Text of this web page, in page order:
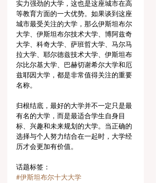
实力强劲的大学，这也是这座城市在高
等教育方面的一大优势。如果谈到这座
城市最受关注的大学，那么伊斯坦布尔
大学、伊斯坦布尔技术大学、博阿兹奇
大学、科奇大学、萨班哲大学、马尔马
拉大学、耶尔德兹技术大学、伊斯坦布
尔比尔基大学、巴赫切谢希尔大学和厄
兹耶因大学，都是非常值得关注的重要
名称。
归根结底，最好的大学并不一定只是最
有名的大学，而是最适合学生自身目
标、兴趣和未来规划的大学。当正确的
选择与个人努力结合在一起时，大学经
历才会更加有价值。
话题标签：
#伊斯坦布尔十大大学